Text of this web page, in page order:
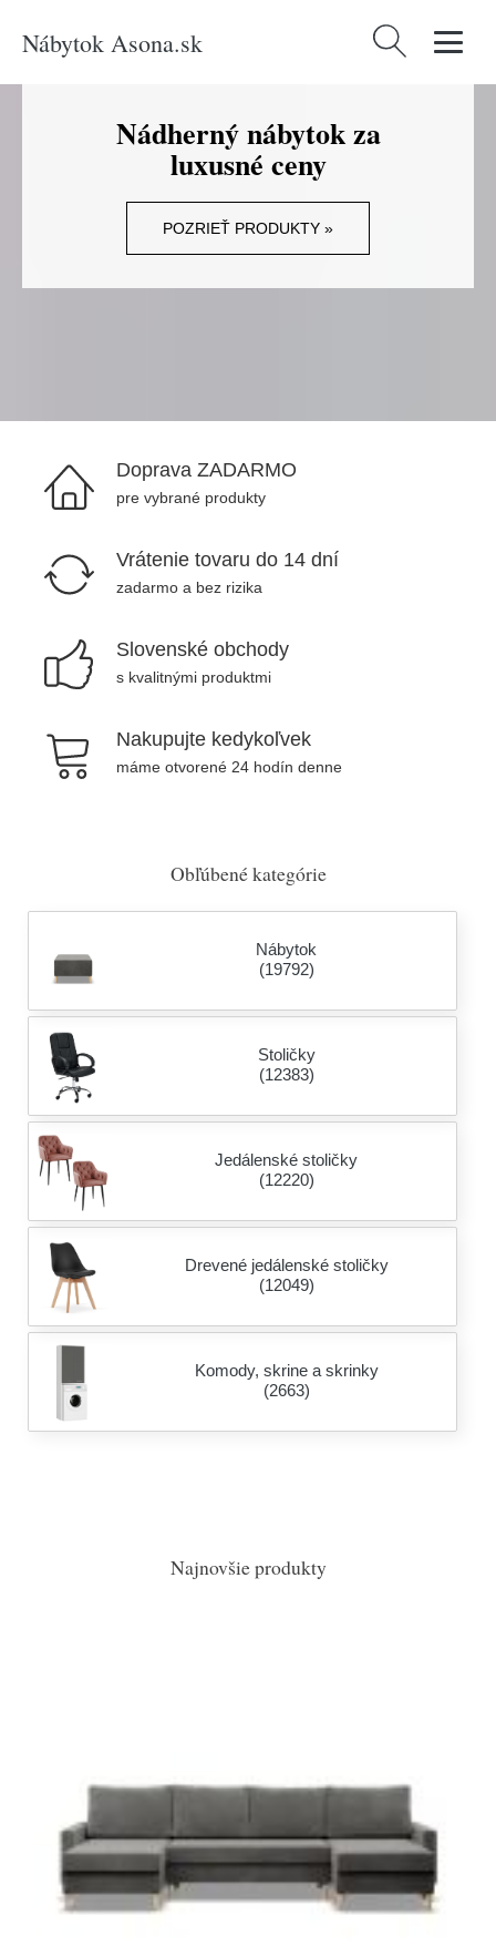
Nábytok Asona.sk Hľadať:
Nádherný nábytok za
luxusné ceny
POZRIEŤ PRODUKTY »
Doprava ZADARMO
pre vybrané produkty
Vrátenie tovaru do 14 dní
zadarmo a bez rizika
Slovenské obchody
s kvalitnými produktmi
Nakupujte kedykoľvek
máme otvorené 24 hodín denne
Obľúbené kategórie
Nábytok
(19792)
Stoličky
(12383)
Jedálenské stoličky
(12220)
Drevené jedálenské stoličky
(12049)
Komody, skrine a skrinky
(2663)
Najnovšie produkty